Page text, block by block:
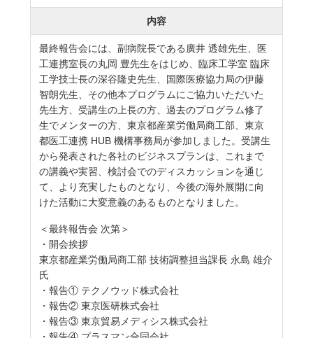
内容
最終報告会には、副病院長である廣井 透雄先生、医
工連携室長の丸岡 豊先生をはじめ、臨床工学室 臨床
工学技士長の深谷隆史先生、国際医療協力局の伊藤
智朗先生、その他本プログラムにご協力いただいた
先生方、受講生の上長の方、過去のプログラム修了
生でメンターの方、東京都産業労働局商工部、東京
都医工連携 HUB 機構事務局が参加しました。受講生
から発表された各社のビジネスプランは、これまで
の講義や実習、検討会でのディスカッションを通じ
て、より充実したものとなり、今後の海外展開に向
けた活動に大変意義のあるものとなりました。
＜最終報告会 次第＞
・開会挨拶
東京都産業労働局商工部 技術調整担当課長 永島 雄介
氏
・報告① テクノウッド株式会社
・報告② 東京医研株式会社
・報告③ 東京貿易メディシス株式会社